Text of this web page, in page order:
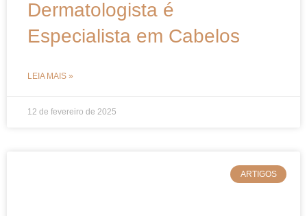
Dermatologista é
Especialista em Cabelos
LEIA MAIS »
12 de fevereiro de 2025
ARTIGOS